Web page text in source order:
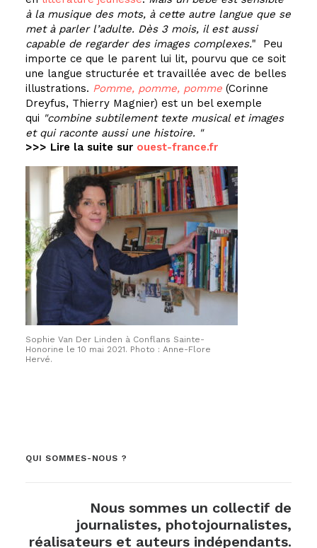
à la musique des mots, à cette autre langue que se
met à parler l’adulte. Dès 3 mois, il est aussi
capable de regarder des images complexes.
​ Peu
importe ce que le parent lui lit, pourvu que ce soit
une langue structurée et travaillée avec de belles
illustrations. Pomme, pomme, pomme (Corinne
Dreyfus, Thierry Magnier) est un bel exemple
qui
combine subtilement texte musical et images
et qui raconte aussi une histoire.
>>> Lire la suite sur ouest-france.fr
Sophie Van Der Linden à Conflans Sainte-
Honorine le 10 mai 2021. Photo : Anne-Flore
Hervé.
QUI SOMMES-NOUS ?
Nous sommes un collectif de
journalistes, photojournalistes,
réalisateurs et auteurs indépendants.